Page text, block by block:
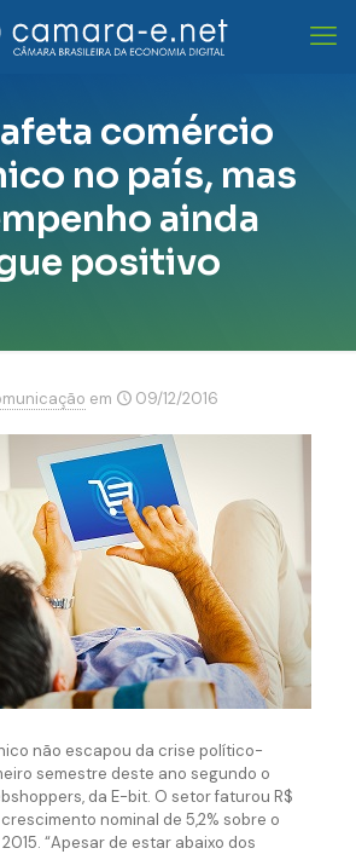
comércio
no país, mas
ainda
positivo
em 09/12/2016
não escapou da crise político-
semestre deste ano segundo o
da E-bit. O setor faturou R$
nominal de 5,2% sobre o
“Apesar de estar abaixo dos